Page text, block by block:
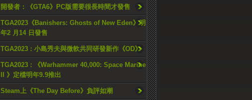
開發者：《GTA6》PC版需要很長時間才發售
TGA2023《Banishers: Ghosts of New Eden》明
年2 月14 日發售
TGA2023 : 小島秀夫與微軟共同研發新作《OD》
TGA2023 : 《Warhammer 40,000: Space Marine
II 》定檔明年9.9推出
Steam上《The Day Before》負評如潮